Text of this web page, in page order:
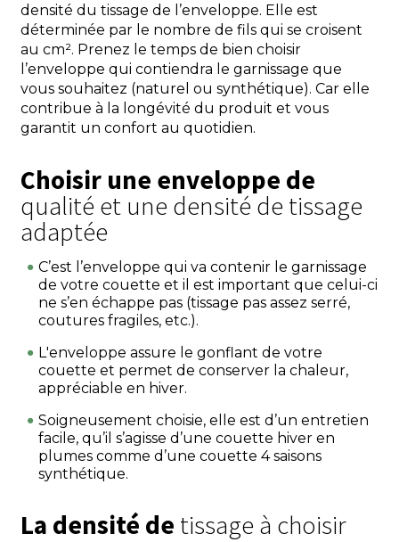
densité du tissage de l’enveloppe. Elle est
déterminée par le nombre de fils qui se croisent
au cm². Prenez le temps de bien choisir
l’enveloppe qui contiendra le garnissage que
vous souhaitez (naturel ou synthétique). Car elle
contribue à la longévité du produit et vous
garantit un confort au quotidien.
Choisir une enveloppe de
qualité et une densité de tissage
adaptée
C’est l’enveloppe qui va contenir le garnissage
de votre couette et il est important que celui-ci
ne s’en échappe pas (tissage pas assez serré,
coutures fragiles, etc.).
L'enveloppe assure le gonflant de votre
couette et permet de conserver la chaleur,
appréciable en hiver.
Soigneusement choisie, elle est d’un entretien
facile, qu’il s’agisse d’une couette hiver en
plumes comme d’une couette 4 saisons
synthétique.
La densité de tissage à choisir